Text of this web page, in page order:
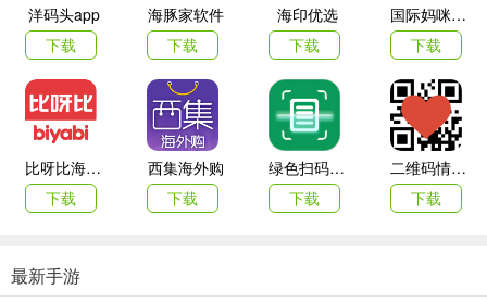
洋码头app
下载
海豚家软件
下载
海印优选
下载
国际妈咪海外商城
下载
比呀比海外购手机版
下载
西集海外购
下载
绿色扫码软件
下载
二维码情书生成器客户端(love letter qrcode)
下载
最新手游